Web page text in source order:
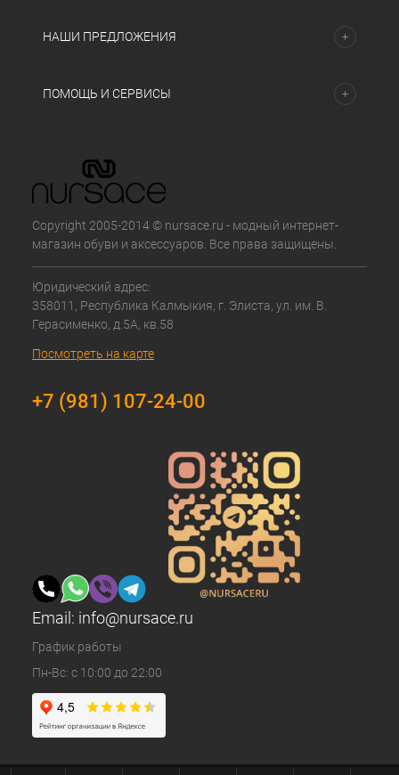
НАШИ ПРЕДЛОЖЕНИЯ
ПОМОЩЬ И СЕРВИСЫ
Copyright 2005-2014 © nursace.ru - модный интернет-
магазин обуви и аксессуаров. Все права защищены.
Юридический адрес:
358011, Республика Калмыкия, г. Элиста, ул. им. В.
Герасименко, д.5А, кв.58
Посмотреть на карте
+7 (981) 107-24-00
Email: info@nursace.ru
График работы
Пн-Вс: с 10:00 до 22:00